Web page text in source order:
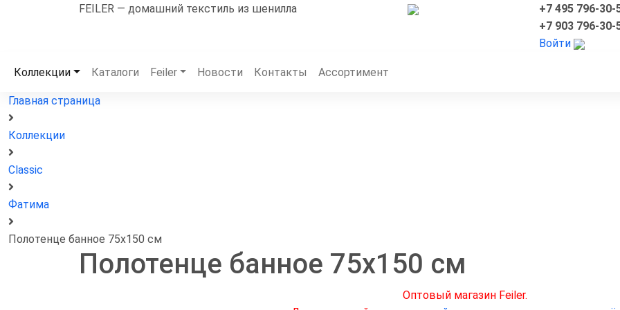
FEILER — домашний текстиль из шенилла
+7 495 796-30-
+7 903 796-30-
Войти
Коллекции Каталоги Feiler Новости Контакты Ассортимент
Главная страница
Коллекции
Classic
Фатима
Полотенце банное 75х150 см
Полотенце банное 75х150 см
Оптовый магазин Feiler.